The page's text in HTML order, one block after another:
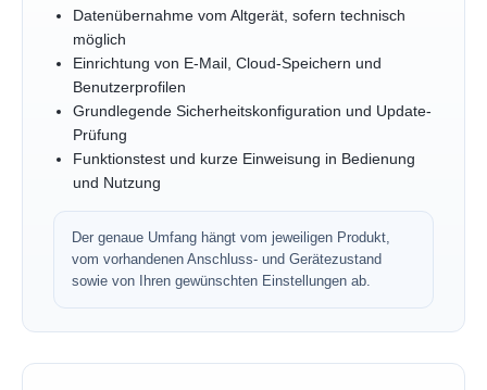
Datenübernahme vom Altgerät, sofern technisch
möglich
Einrichtung von E-Mail, Cloud-Speichern und
Benutzerprofilen
Grundlegende Sicherheitskonfiguration und Update-
Prüfung
Funktionstest und kurze Einweisung in Bedienung
und Nutzung
Der genaue Umfang hängt vom jeweiligen Produkt,
vom vorhandenen Anschluss- und Gerätezustand
sowie von Ihren gewünschten Einstellungen ab.